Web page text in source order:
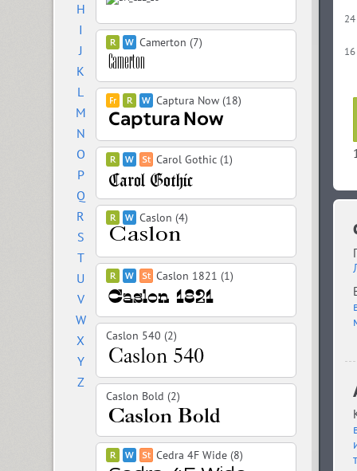
H
I
J
K
L
M
N
O
P
Q
R
S
T
U
V
W
X
Y
Z
Camerton (7)
Captura Now (18)
Carol Gothic (1)
Caslon (4)
Caslon 1821 (1)
Caslon 540 (2)
Caslon Bold (2)
Cedra 4F Wide (8)